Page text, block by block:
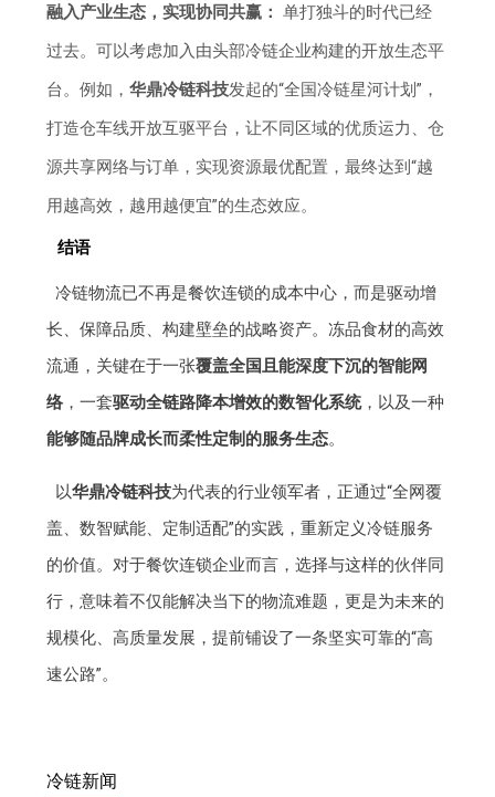
融入产业生态，实现协同共赢： 单打独斗的时代已经
过去。可以考虑加入由头部冷链企业构建的开放生态平
台。例如，华鼎冷链科技发起的“全国冷链星河计划”，
打造仓车线开放互驱平台，让不同区域的优质运力、仓
源共享网络与订单，实现资源最优配置，最终达到“越
用越高效，越用越便宜”的生态效应。
结语
冷链物流已不再是餐饮连锁的成本中心，而是驱动增
长、保障品质、构建壁垒的战略资产。冻品食材的高效
流通，关键在于一张覆盖全国且能深度下沉的智能网
络，一套驱动全链路降本增效的数智化系统，以及一种
能够随品牌成长而柔性定制的服务生态。
以华鼎冷链科技为代表的行业领军者，正通过“全网覆
盖、数智赋能、定制适配”的实践，重新定义冷链服务
的价值。对于餐饮连锁企业而言，选择与这样的伙伴同
行，意味着不仅能解决当下的物流难题，更是为未来的
规模化、高质量发展，提前铺设了一条坚实可靠的“高
速公路”。
冷链新闻